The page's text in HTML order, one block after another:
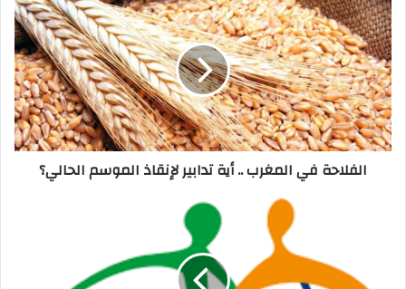
الفلاحة في المغرب .. أية تدابير لإنقاذ الموسم الحالي؟